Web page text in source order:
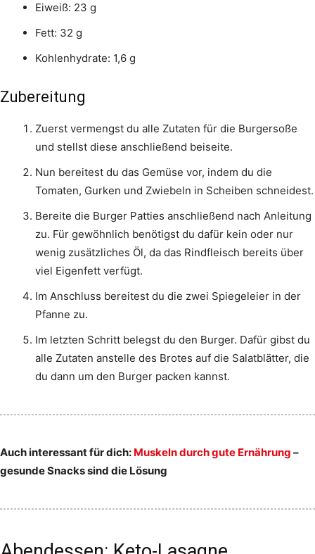
Eiweiß: 23 g
Fett: 32 g
Kohlenhydrate: 1,6 g
Zubereitung
Zuerst vermengst du alle Zutaten für die Burgersoße
und stellst diese anschließend beiseite.
Nun bereitest du das Gemüse vor, indem du die
Tomaten, Gurken und Zwiebeln in Scheiben schneidest.
Bereite die Burger Patties anschließend nach Anleitung
zu. Für gewöhnlich benötigst du dafür kein oder nur
wenig zusätzliches Öl, da das Rindfleisch bereits über
viel Eigenfett verfügt.
Im Anschluss bereitest du die zwei Spiegeleier in der
Pfanne zu.
Im letzten Schritt belegst du den Burger. Dafür gibst du
alle Zutaten anstelle des Brotes auf die Salatblätter, die
du dann um den Burger packen kannst.
Auch interessant für dich: Muskeln durch gute Ernährung –
gesunde Snacks sind die Lösung